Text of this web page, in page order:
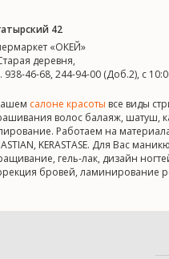
42
«ОКЕЙ»
деревня,
938-46-68, 244-94-00 (Доб.2), c
салоне красоты все виды
волос балаяж, шатуш,
Работаем на
KERASTASE. Для Вас
гель-лак, дизайн
бровей, ламинирование